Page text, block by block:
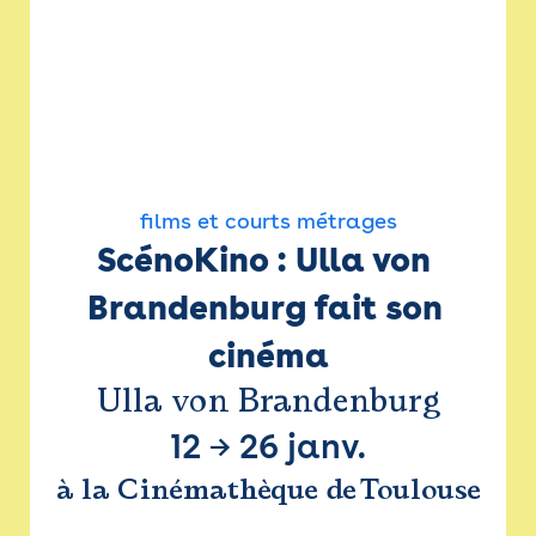
films et courts métrages
ScénoKino : Ulla von
Brandenburg fait son
cinéma
Ulla von Brandenburg
12 → 26 janv.
à la Cinémathèque de Toulouse